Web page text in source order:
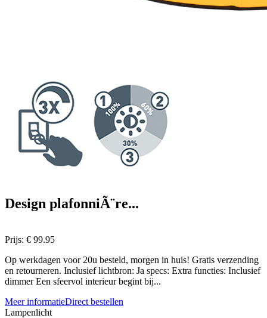
Design plafonniÃ¨re...
Prijs: € 99.95
Op werkdagen voor 20u besteld, morgen in huis! Gratis verzending
en retourneren. Inclusief lichtbron: Ja specs: Extra functies: Inclusief
dimmer Een sfeervol interieur begint bij...
Meer informatieDirect bestellen
Lampenlicht